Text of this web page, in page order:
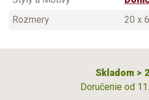
Rozmery
20 x
Skladom >
Doručenie od